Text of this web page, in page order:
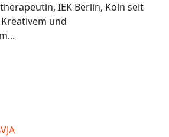
IEK Berlin, Köln seit
und